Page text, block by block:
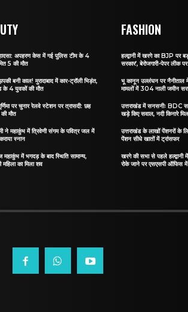
हादसा: अपहरण केस में गई पुलिस टीम के 4
5 की मौत
बनी काल! मुरादाबाद में कार-ट्रॉली भिड़ंत,
के 4 युवकों की मौत
पर चुनार रेलवे स्टेशन पर त्रासदी: छह
मौत
ने महाकुंभ में त्रिवेणी संगम के पवित्र जल में
स्नान
महाकुंभ में भगदड़ के बाद स्थिति सामान्य,
महिला का मिला शव
FASHION
हल्द्वानी में खरगे का BJP पर
सरकार’, बेरोजगारी-पेपर लीक
भू कानून उल्लंघन पर नैनीताल में
मामलों में 304 नाली जमीन
उत्तराखंड में सनसनीः BDC
खड़े किए सवाल, नदी किनारे
उत्तराखंड के लाखों पेंशनरों के
पेंशन सीधे खातों में ट्रांसफर
खरगे की सभा से पहले हल्द्वानी
रोके जाने पर एसएसपी ऑफिस में